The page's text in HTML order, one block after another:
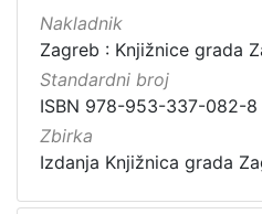
Vrsta
građe
Nakladnik
Zagreb : Knjižnice grada
Standardni broj
ISBN 978-953-337-082-8
Zbirka
Izdanja Knjižnica grada